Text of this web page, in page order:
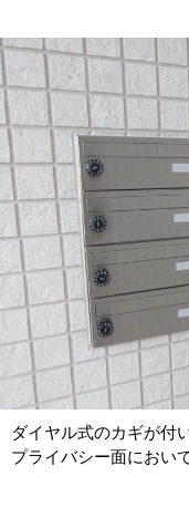
ダイヤル式のカギが付
プライバシー面におい